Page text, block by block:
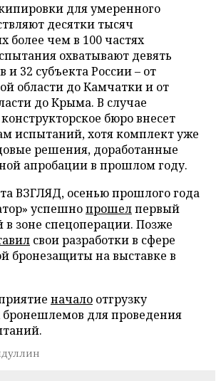
для умеренного
десятки тысяч
более чем в 100 частях
охватывают девять
и 32 субъекта России – от
области до Камчатки и от
до Крыма. В случае
бюро внесет
испытаний, хотя комплект уже
решения, доработанные
апробации в прошлом году.
ВЗГЛЯД, осенью прошлого года
успешнопрошелпервый
в зоне спецоперации. Позже
свои разработки в сфере
бронезащиты на выставке в
начало отгрузку
для проведения